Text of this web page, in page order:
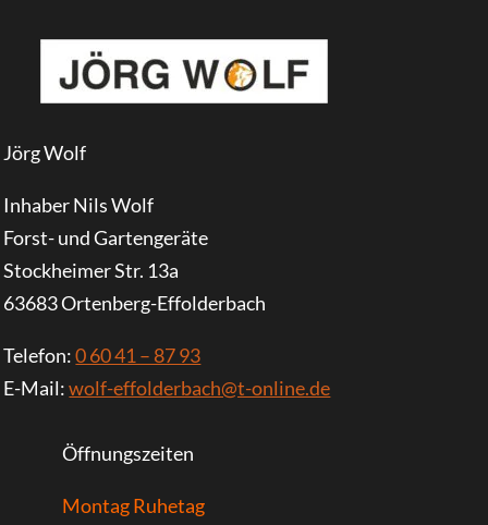
Jörg Wolf
Inhaber Nils Wolf
Forst- und Gartengeräte
Stockheimer Str. 13a
63683 Ortenberg-Effolderbach
Telefon:0 60 41 – 87 93
E-Mail:wolf-effolderbach@t-online.de
Öffnungszeiten
Montag Ruhetag